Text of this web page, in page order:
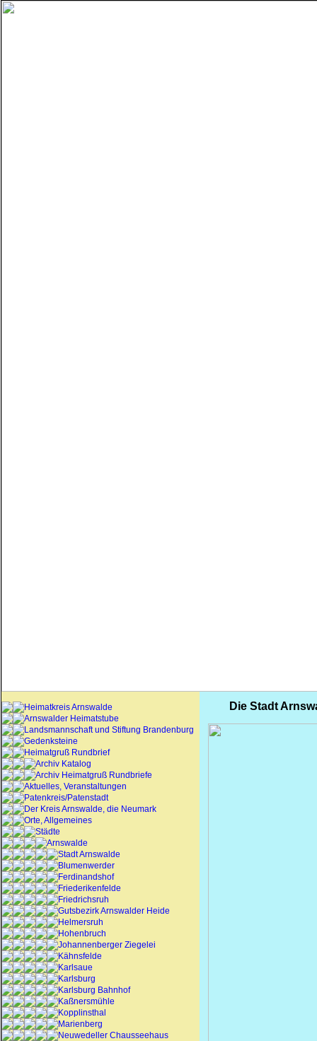
Heimatkreis Arnswalde
Arnswalder Heimatstube
Landsmannschaft und Stiftung Brandenburg
Gedenksteine
Heimatgruß Rundbrief
Archiv Katalog
Archiv Heimatgruß Rundbriefe
Aktuelles, Veranstaltungen
Patenkreis/Patenstadt
Der Kreis Arnswalde, die Neumark
Orte, Allgemeines
Städte
Arnswalde
Stadt Arnswalde
Blumenwerder
Ferdinandshof
Friederikenfelde
Friedrichsruh
Gutsbezirk Arnswalder Heide
Helmersruh
Hohenbruch
Johannenberger Ziegelei
Kähnsfelde
Karlsaue
Karlsburg
Karlsburg Bahnhof
Kaßnersmühle
Kopplinsthal
Marienberg
Neuwedeller Chausseehaus
Die Stadt